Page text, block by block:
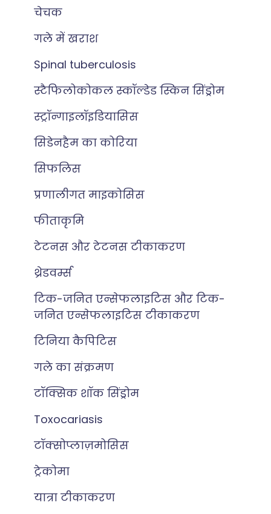
चेचक
गले में खराश
Spinal tuberculosis
स्टैफिलोकोकल स्कॉल्डेड स्किन सिंड्रोम
स्ट्रॉन्गाइलॉइडियासिस
सिडेनहैम का कोरिया
सिफलिस
प्रणालीगत माइकोसिस
फीताकृमि
टेटनस और टेटनस टीकाकरण
थ्रेडवर्म्स
टिक-जनित एन्सेफलाइटिस और टिक-
जनित एन्सेफलाइटिस टीकाकरण
टिनिया कैपिटिस
गले का संक्रमण
टॉक्सिक शॉक सिंड्रोम
Toxocariasis
टॉक्सोप्लाज़मोसिस
ट्रेकोमा
यात्रा टीकाकरण